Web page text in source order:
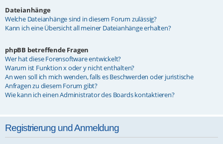
Dateianhänge
Welche Dateianhänge sind in diesem Forum zulässig?
Kann ich eine Übersicht all meiner Dateianhänge erhalten?
phpBB betreffende Fragen
Wer hat diese Forensoftware entwickelt?
Warum ist Funktion x oder y nicht enthalten?
An wen soll ich mich wenden, falls es Beschwerden oder juristische
Anfragen zu diesem Forum gibt?
Wie kann ich einen Administrator des Boards kontaktieren?
Registrierung und Anmeldung